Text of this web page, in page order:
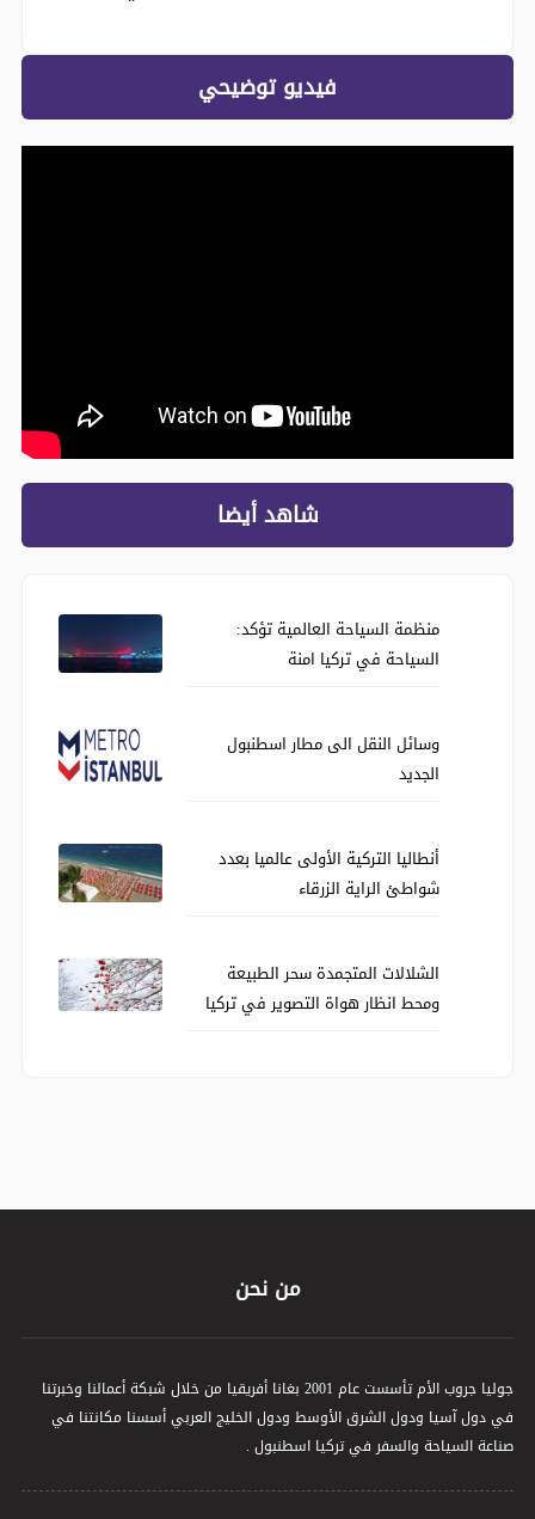
فيديو توضيحي
شاهد أيضا
منظمة السياحة العالمية تؤكد:
السياحة في تركيا امنة
وسائل النقل الى مطار اسطنبول
الجديد
أنطاليا التركية الأولى عالميا بعدد
شواطئ الراية الزرقاء
الشلالات المتجمدة سحر الطبيعة
ومحط انظار هواة التصوير في تركيا
من نحن
جوليا جروب الأم تأسست عام 2001 بغانا أفريقيا من خلال شبكة أعمالنا وخبرتنا
في دول آسيا ودول الشرق الأوسط ودول الخليج العربي أسسنا مكانتنا في
صناعة السياحة والسفر في تركيا اسطنبول .